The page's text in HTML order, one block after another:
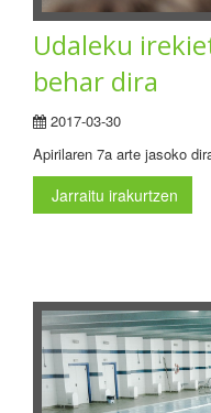
Udaleku
behar dira
2017-03-30
Apirilaren 7a arte jasoko
Jarraitu irakurtzen